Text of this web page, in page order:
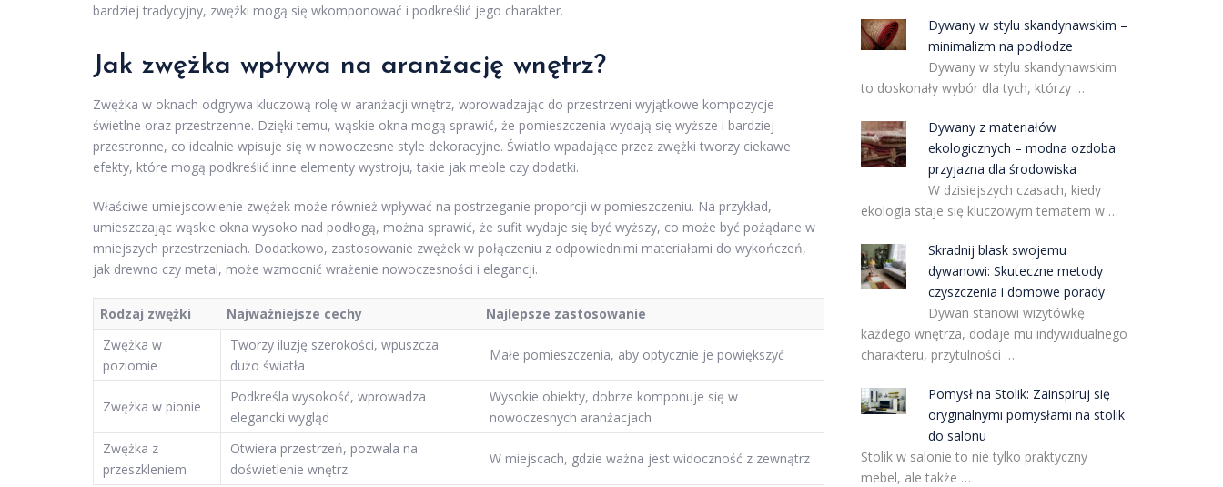
bardziej tradycyjny, zwężki mogą się wkomponować i podkreślić jego charakter.
Jak zwężka wpływa na aranżację wnętrz?
Zwężka w oknach odgrywa kluczową rolę w aranżacji wnętrz, wprowadzając do przestrzeni wyjątkowe kompozycje
świetlne oraz przestrzenne. Dzięki temu, wąskie okna mogą sprawić, że pomieszczenia wydają się wyższe i bardziej
przestronne, co idealnie wpisuje się w nowoczesne style dekoracyjne. Światło wpadające przez zwężki tworzy ciekawe
efekty, które mogą podkreślić inne elementy wystroju, takie jak meble czy dodatki.
Właściwe umiejscowienie zwężek może również wpływać na postrzeganie proporcji w pomieszczeniu. Na przykład,
umieszczając wąskie okna wysoko nad podłogą, można sprawić, że sufit wydaje się być wyższy, co może być pożądane w
mniejszych przestrzeniach. Dodatkowo, zastosowanie zwężek w połączeniu z odpowiednimi materiałami do wykończeń,
jak drewno czy metal, może wzmocnić wrażenie nowoczesności i elegancji.
Rodzaj zwężki Najważniejsze cechy
Najlepsze zastosowanie
Zwężka w
poziomie
Tworzy iluzję szerokości, wpuszcza
dużo światła
Małe pomieszczenia, aby optycznie je powiększyć
Zwężka w pionie
Podkreśla wysokość, wprowadza
elegancki wygląd
Wysokie obiekty, dobrze komponuje się w
nowoczesnych aranżacjach
Zwężka z
przeszkleniem
Otwiera przestrzeń, pozwala na
doświetlenie wnętrz
W miejscach, gdzie ważna jest widoczność z zewnątrz
Dywany w stylu skandynawskim –
minimalizm na podłodze
Dywany w stylu skandynawskim
to doskonały wybór dla tych, którzy …
Dywany z materiałów
ekologicznych – modna ozdoba
przyjazna dla środowiska
W dzisiejszych czasach, kiedy
ekologia staje się kluczowym tematem w …
Skradnij blask swojemu
dywanowi: Skuteczne metody
czyszczenia i domowe porady
Dywan stanowi wizytówkę
każdego wnętrza, dodaje mu indywidualnego
charakteru, przytulności …
Pomysł na Stolik: Zainspiruj się
oryginalnymi pomysłami na stolik
do salonu
Stolik w salonie to nie tylko praktyczny
mebel, ale także …